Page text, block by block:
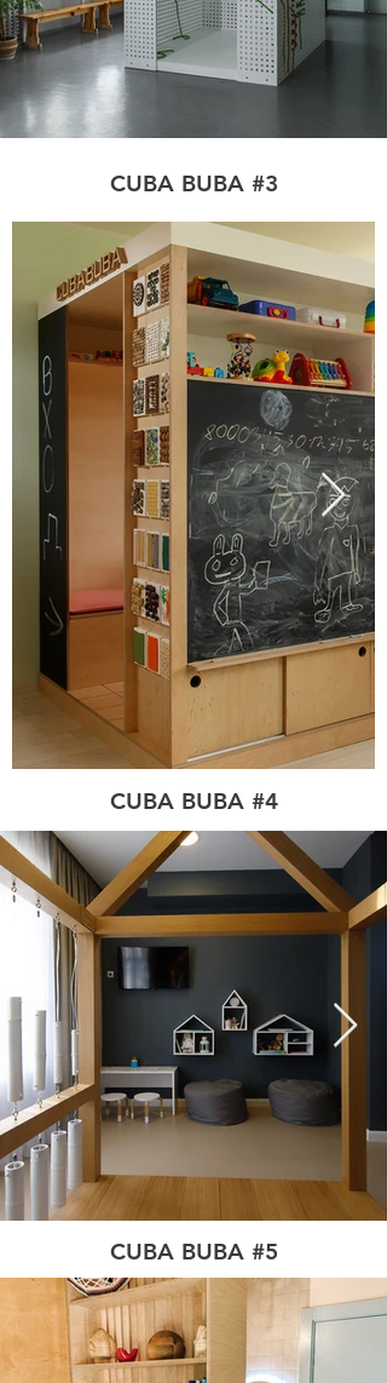
CUBA BUBA #3
CUBA BUBA #4
CUBA BUBA #5